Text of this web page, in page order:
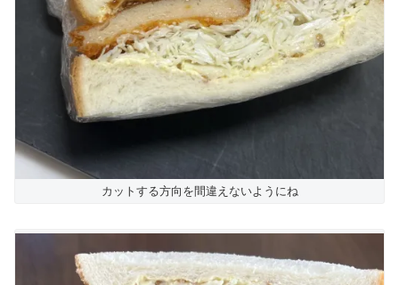
カットする方向を間違えないようにね